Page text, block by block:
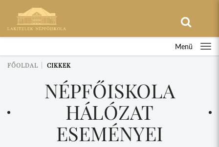
Menü
FŐOLDAL CIKKEK
NÉPFŐISKOLA
HÁLÓZAT
ESEMÉNYEI